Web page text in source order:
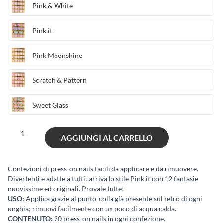
Pink & White
Pink it
Pink Moonshine
Scratch & Pattern
Sweet Glass
Pink
on
Nails
quantità
AGGIUNGI AL CARRELLO
Confezioni di press-on nails facili da applicare e da rimuovere.
Divertenti e adatte a tutti: arriva lo stile Pink it con 12 fantasie
nuovissime ed originali. Provale tutte!
USO: Applica grazie al punto-colla già presente sul retro di ogni
unghia; rimuovi facilmente con un poco di acqua calda.
CONTENUTO: 20 press-on nails in ogni confezione.